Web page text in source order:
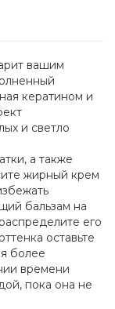
вашим
кератином и
и светло
а также
жирный крем
бальзам на
его
оставьте
более
времени
пока она не